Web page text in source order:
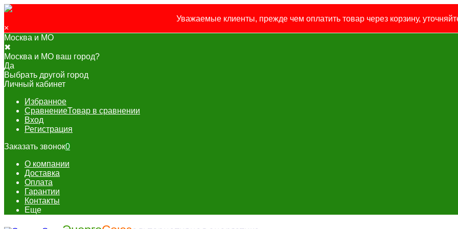
Уважаемые клиенты, прежде чем оплатить товар через корзину,
×
Москва и МО
✖
Москва и МО ваш город?
Да
Выбрать другой город
Личный кабинет
Избранное
СравнениеТовар в сравнении
Вход
Регистрация
Заказать звонок0
О компании
Доставка
Оплата
Гарантии
Контакты
Еще